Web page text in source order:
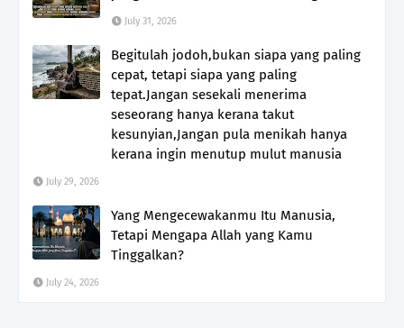
July 31, 2026
Begitulah jodoh,bukan siapa yang paling
cepat, tetapi siapa yang paling
tepat.Jangan sesekali menerima
seseorang hanya kerana takut
kesunyian,Jangan pula menikah hanya
kerana ingin menutup mulut manusia
July 29, 2026
Yang Mengecewakanmu Itu Manusia,
Tetapi Mengapa Allah yang Kamu
Tinggalkan?
July 24, 2026